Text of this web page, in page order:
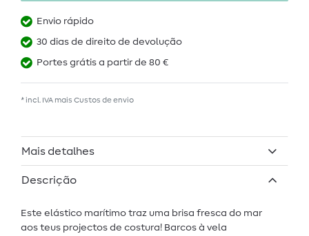
Envio rápido
30 dias de direito de devolução
Portes grátis a partir de 80 €
* incl. IVA mais Custos de envio
Mais detalhes
Descrição
Este elástico marítimo traz uma brisa fresca do mar
aos teus projectos de costura! Barcos à vela